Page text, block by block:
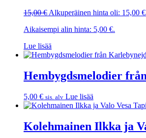
15,00€Alkuperäinen hinta oli: 15,00
Aikaisempi alin hinta: 5,00 €.
Lue lisää
Hembygdsmelodier
5,00 € sis. alv Lue lisää
Kolehmainen Ilkka ja